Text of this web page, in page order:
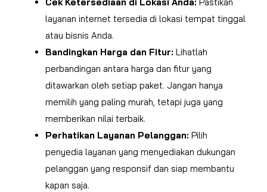
layanan internet tersedia di lokasi tempat tinggal
atau bisnis Anda.
Bandingkan Harga dan Fitur: Lihatlah
perbandingan antara harga dan fitur yang
ditawarkan oleh setiap paket. Jangan hanya
memilih yang paling murah, tetapi juga yang
memberikan nilai terbaik.
Perhatikan Layanan Pelanggan: Pilih
penyedia layanan yang menyediakan dukungan
pelanggan yang responsif dan siap membantu
kapan saja.